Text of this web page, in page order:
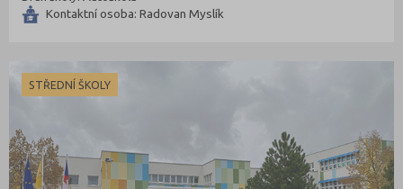
Kontaktní osoba: Radovan Myslík
STŘEDNÍ ŠKOLY